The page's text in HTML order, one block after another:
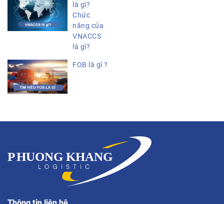
là gì?
Chức
năng của
VNACCS
là gì?
FOB là gì ?